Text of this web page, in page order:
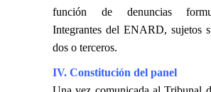
función de denuncias
Integrantes del ENARD, sujetos
dos o terceros.
IV. Constitución del panel